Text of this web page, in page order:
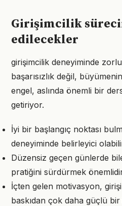
Girişimcilik
edilecekler
girişimcilik deneyiminde
başarısızlık değil,
engel, aslında önemli bir
getiriyor.
İyi bir başlangıç noktası
deneyiminde belirleyici
Düzensiz geçen günlerde
pratiğini sürdürmek
İçten gelen motivasyon,
baskıdan çok daha güçlü